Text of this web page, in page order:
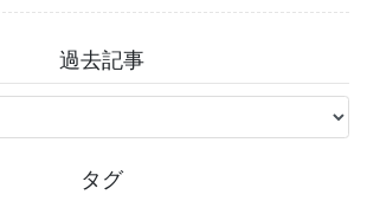
過去記事
タグ